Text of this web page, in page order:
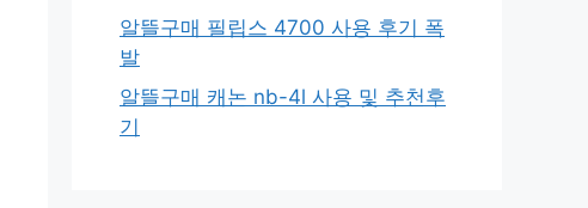
알뜰구매 필립스 4700 사용 후기 폭
발
알뜰구매 캐논 nb-4l 사용 및 추천후
기